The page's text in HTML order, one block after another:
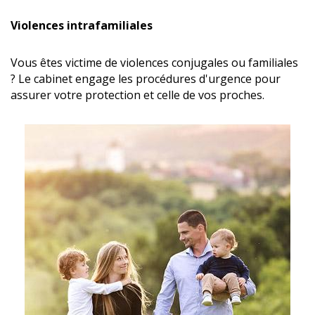
Violences intrafamiliales
Vous êtes victime de violences conjugales ou familiales
? Le cabinet engage les procédures d'urgence pour
assurer votre protection et celle de vos proches.